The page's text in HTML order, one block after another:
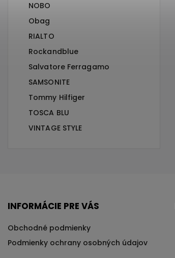
NOBO
Obag
RIALTO
Rockandblue
Salvatore Ferragamo
SAMSONITE
Tommy Hilfiger
TOSCA BLU
VINTAGE STYLE
INFORMÁCIE PRE VÁS
Obchodné podmienky
Podmienky ochrany osobných údajov